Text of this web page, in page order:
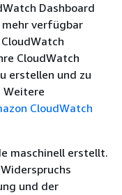
Dashboard
mehr verfügbar
CloudWatch
erstellen und zu
Weitere
CloudWatch
maschinell erstellt.
und der